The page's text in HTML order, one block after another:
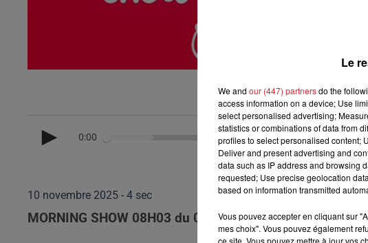
0:00
10 novembre 2025 - 4 sec
MORNING SHOW 08H03 du 07.11.2025
Le
We and our (447) partnersdo the
access information on a device; Use
select personalised advertising;
statistics or combinations of data from
profiles to select personalised content;
Deliver and present advertising and
data such as IP address and browsing
requested; Use precise geolocation
based on information transmitted
Vous pouvez accepter en cliquant sur
mes choix". Vous pouvez également
ce site. Vous pouvez mettre à jour vos